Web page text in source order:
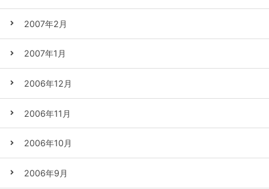
2007年2月
2007年1月
2006年12月
2006年11月
2006年10月
2006年9月